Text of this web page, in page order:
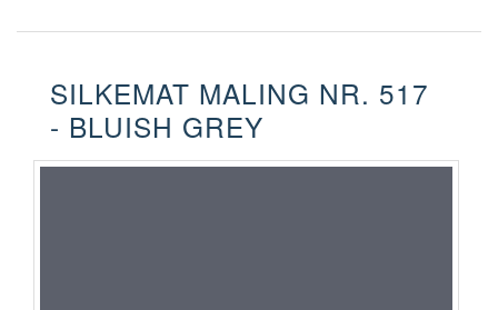
SILKEMAT MALING NR. 517
- BLUISH GREY